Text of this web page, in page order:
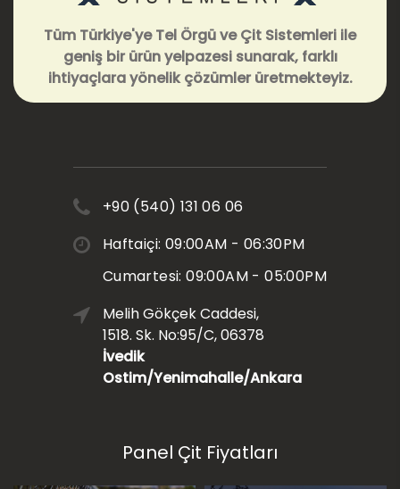
Tüm Türkiye'ye Tel Örgü ve Çit Sistemleri ile
geniş bir ürün yelpazesi sunarak, farklı
ihtiyaçlara yönelik çözümler üretmekteyiz.
+90 (540) 131 06 06
Haftaiçi: 09:00AM - 06:30PM
Cumartesi: 09:00AM - 05:00PM
Melih Gökçek Caddesi,
1518. Sk. No:95/C, 06378
İvedik
Ostim/Yenimahalle/Ankara
Panel Çit Fiyatları